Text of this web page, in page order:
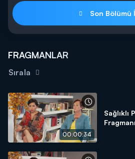
Son Bölümü
FRAGMANLAR
Sırala
00:00:34
Sağlıklı
Fragmanı